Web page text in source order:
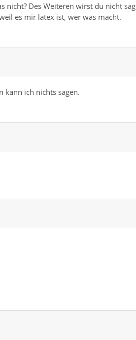
nicht? Des Weiteren wirst du nicht
es mir latex ist, wer was macht.
kann ich nichts sagen.